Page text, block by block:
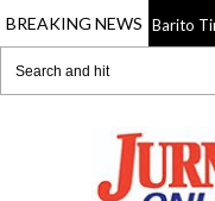
BREAKING NEWS
2026 Reses DPRD Barito